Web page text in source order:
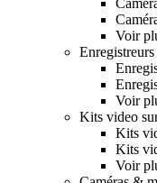
Voir
Voir
Kits video
Kits
Kits
Voir